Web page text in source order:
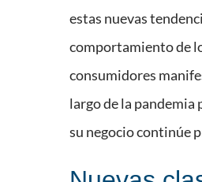
estas nuevas
comportamiento de
consumidores
largo de la
su negocio continúe